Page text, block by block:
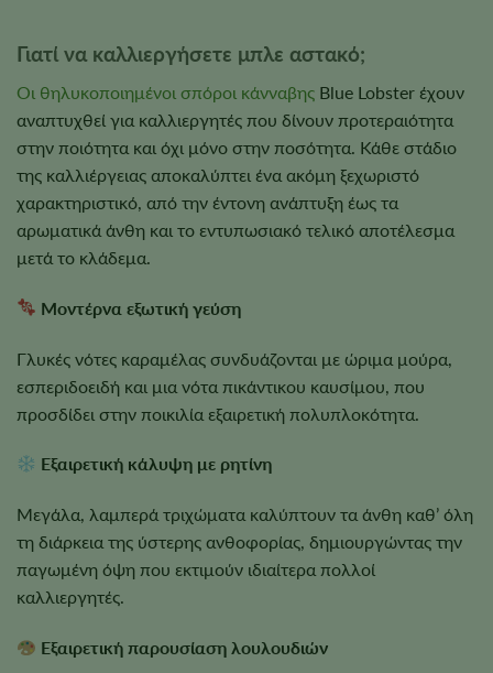
Γιατί να καλλιεργήσετε μπλε αστακό;
Οι θηλυκοποιημένοι σπόροι κάνναβης Blue Lobster έχουν
αναπτυχθεί για καλλιεργητές που δίνουν προτεραιότητα
στην ποιότητα και όχι μόνο στην ποσότητα. Κάθε στάδιο
της καλλιέργειας αποκαλύπτει ένα ακόμη ξεχωριστό
χαρακτηριστικό, από την έντονη ανάπτυξη έως τα
αρωματικά άνθη και το εντυπωσιακό τελικό αποτέλεσμα
μετά το κλάδεμα.
Μοντέρνα εξωτική γεύση
Γλυκές νότες καραμέλας συνδυάζονται με ώριμα μούρα,
εσπεριδοειδή και μια νότα πικάντικου καυσίμου, που
προσδίδει στην ποικιλία εξαιρετική πολυπλοκότητα.
Εξαιρετική κάλυψη με ρητίνη
Μεγάλα, λαμπερά τριχώματα καλύπτουν τα άνθη καθ’ όλη
τη διάρκεια της ύστερης ανθοφορίας, δημιουργώντας την
παγωμένη όψη που εκτιμούν ιδιαίτερα πολλοί
καλλιεργητές.
Εξαιρετική παρουσίαση λουλουδιών